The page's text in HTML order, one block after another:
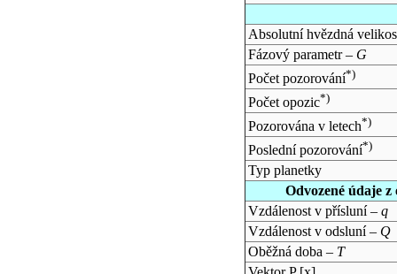
Absolutní hvězdná
Fázový parametr – G
Počet pozorování*)
Počet opozic*)
Pozorována v letech*)
Poslední pozorování*)
Typ planetky
Odvozené údaje
Vzdálenost v přísluní – q
Vzdálenost v odsluní – Q
Oběžná doba – T